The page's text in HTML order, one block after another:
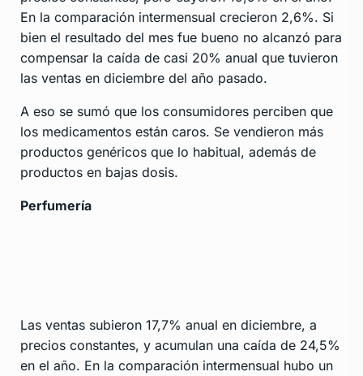
En la comparación intermensual crecieron 2,6%. Si
bien el resultado del mes fue bueno no alcanzó para
compensar la caída de casi 20% anual que tuvieron
las ventas en diciembre del año pasado.
A eso se sumó que los consumidores perciben que
los medicamentos están caros. Se vendieron más
productos genéricos que lo habitual, además de
productos en bajas dosis.
Perfumería
Las ventas subieron 17,7% anual en diciembre, a
precios constantes, y acumulan una caída de 24,5%
en el año. En la comparación intermensual hubo un